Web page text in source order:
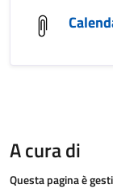
A cura di
Questa pagina è